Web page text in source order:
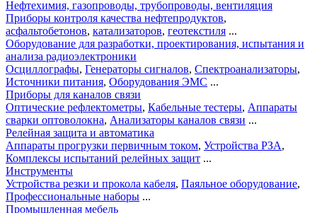
Нефтехимия, газопроводы, трубопроводы, вентиляция
Приборы контроля качества нефтепродуктов,
асфальтобетонов, катализаторов, геотекстиля ...
Оборудование для разработки, проектирования, испытания и
анализа радиоэлектроники
Осциллографы, Генераторы сигналов, Спектроанализаторы,
Источники питания, Оборудования ЭМС ...
Приборы для каналов связи
Оптические рефлектометры, Кабельные тестеры, Аппараты
сварки оптоволокна, Анализаторы каналов связи ...
Релейная защита и автоматика
Аппараты прогрузки первичным током, Устройства РЗА,
Комплексы испытаний релейных защит ...
Инструменты
Устройства резки и прокола кабеля, Паяльное оборудование,
Профессиональные наборы ...
Промышленная мебель